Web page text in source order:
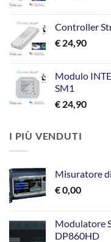
Controller
€ 24,90
Modulo
SM1
€ 24,90
I PIÙ VENDUTI
Misuratore
€0,00
Modulatore
DP860HD